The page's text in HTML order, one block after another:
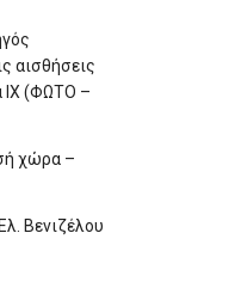
αισθήσεις
ΙΧ (ΦΩΤΟ –
χώρα –
Βενιζέλου